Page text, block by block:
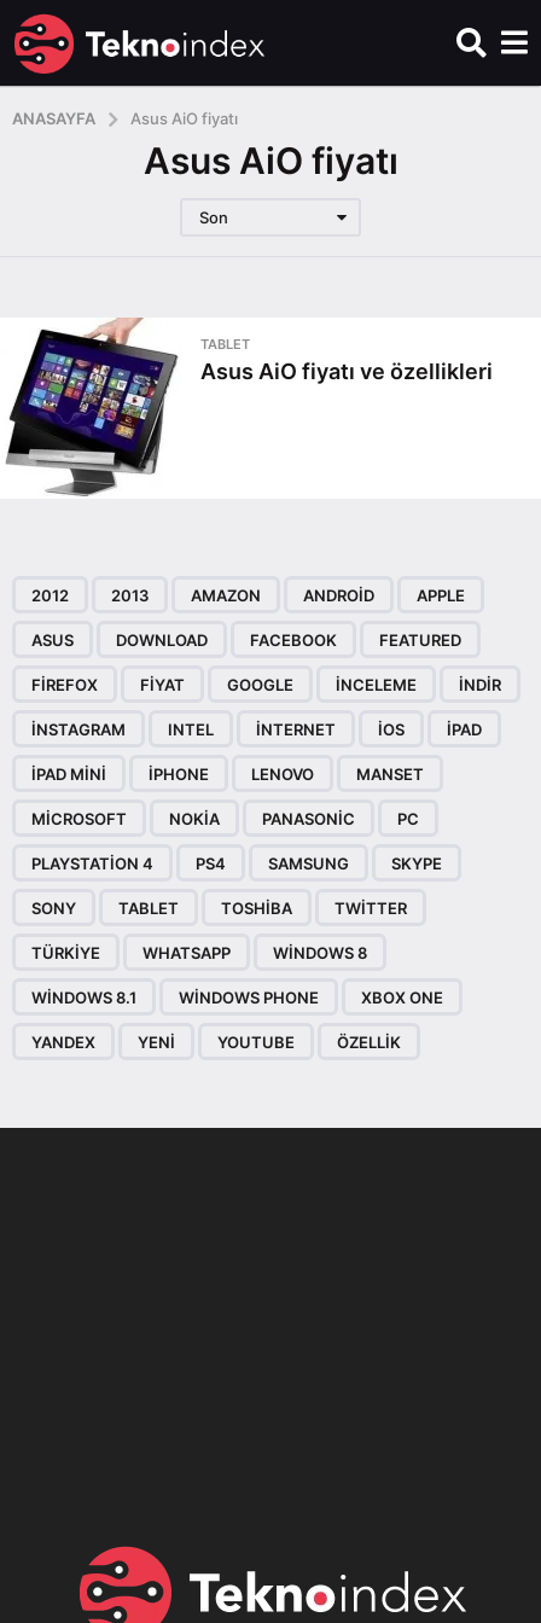
ANASAYFA Asus AiO fiyatı
Asus AiO fiyatı
Son
TABLET
Asus AiO fiyatı ve özellikleri
2012 2013 AMAZON ANDROID APPLE
ASUS DOWNLOAD FACEBOOK FEATURED
FIREFOX FIYAT GOOGLE INCELEME INDIR
INSTAGRAM INTEL INTERNET IOS IPAD
IPAD MINI IPHONE LENOVO MANSET
MICROSOFT NOKIA PANASONIC PC
PLAYSTATION 4 PS4 SAMSUNG SKYPE
SONY TABLET TOSHIBA TWITTER
TÜRKIYE WHATSAPP WINDOWS 8
WINDOWS 8.1 WINDOWS PHONE XBOX ONE
YANDEX YENI YOUTUBE ÖZELLIK